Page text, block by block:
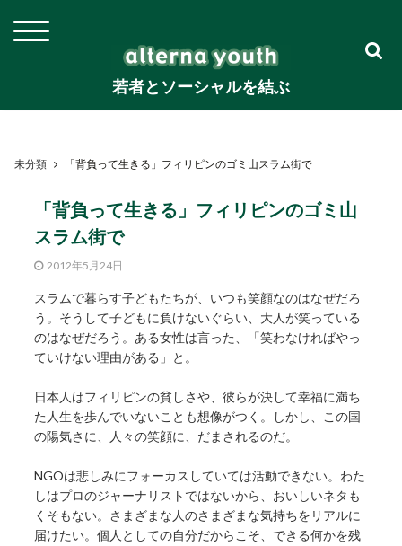
若者とソーシャルを結ぶ
未分類 「背負って生きる」フィリピンのゴミ山スラム街で
「背負って生きる」フィリピンのゴミ山
スラム街で
2012年5月24日
スラムで暮らす子どもたちが、いつも笑顔なのはなぜだろ
う。そうして子どもに負けないぐらい、大人が笑っている
のはなぜだろう。ある女性は言った、「笑わなければやっ
ていけない理由がある」と。
日本人はフィリピンの貧しさや、彼らが決して幸福に満ち
た人生を歩んでいないことも想像がつく。しかし、この国
の陽気さに、人々の笑顔に、だまされるのだ。
NGOは悲しみにフォーカスしていては活動できない。わた
しはプロのジャーナリストではないから、おいしいネタも
くそもない。さまざまな人のさまざまな気持ちをリアルに
届けたい。個人としての自分だからこそ、できる何かを残